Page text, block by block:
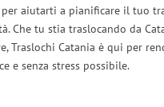
aiutarti a pianificare il tuo
Che tu stia traslocando da
Traslochi Catania è qui per
e senza stress possibile.